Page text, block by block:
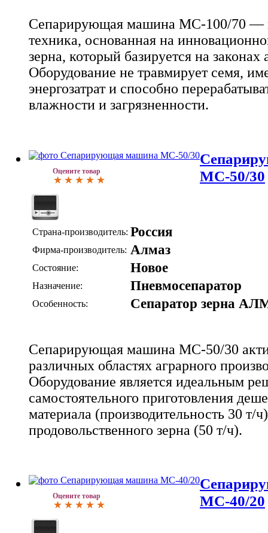
Сепарирующая машина МС-100/70 —
техника, основанная на
зерна, который базируется на
Оборудование не травмирует семя,
энергозатрат и способно
влажности и загрязненности.
Оцените товар
МС-50/30
Страна-производитель: Россия
Фирма-производитель: Алмаз
Состояние: Новое
Назначение: Пневмосепаратор
Особенность: Сепаратор зерна
Сепарирующая машина МС-50/30
различных областях аграрного
Оборудование является идеальным
самостоятельного приготовления
материала (производительность 30 т/
продовольственного зерна (50 т/ч).
Оцените товар
МС-40/20